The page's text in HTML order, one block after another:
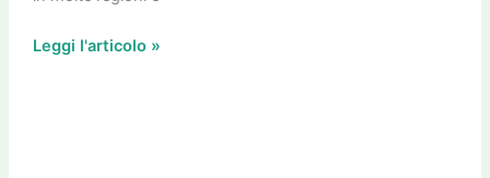
Leggi l'articolo »